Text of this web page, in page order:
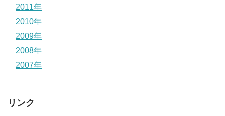
2011年
2010年
2009年
2008年
2007年
リンク